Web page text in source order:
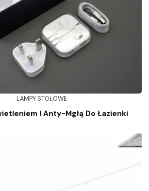
LAMPY STOŁOWE
I Anty-Mgłą Do Łazienki